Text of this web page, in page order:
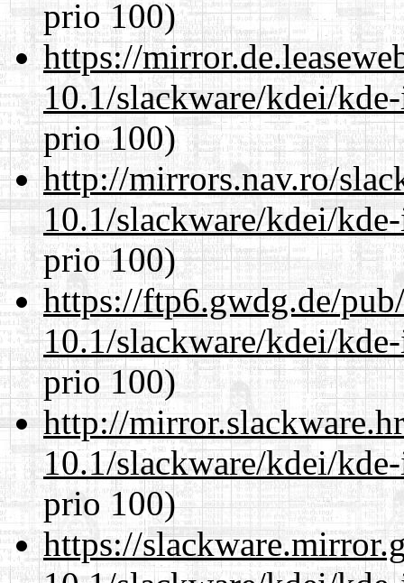
prio 100)
https://
10.1/slackware/kdei/
prio 100)
http://mirrors.nav.ro/
10.1/slackware/kdei/
prio 100)
https://ftp6.gwdg.de/
10.1/slackware/kdei/
prio 100)
http://
10.1/slackware/kdei/
prio 100)
https://